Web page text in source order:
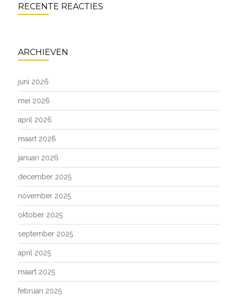
RECENTE REACTIES
ARCHIEVEN
juni 2026
mei 2026
april 2026
maart 2026
januari 2026
december 2025
november 2025
oktober 2025
september 2025
april 2025
maart 2025
februari 2025